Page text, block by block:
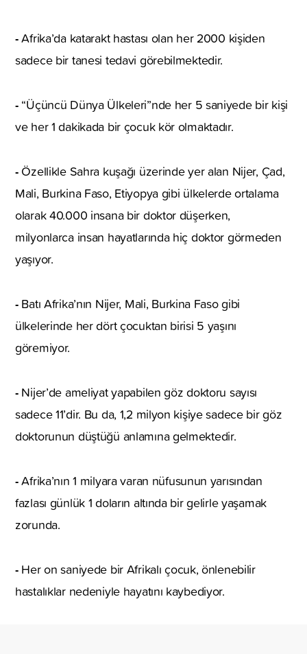
-Afrika’da katarakt hastası olan her 2000 kişiden
sadece bir tanesi tedavi görebilmektedir.
-“Üçüncü Dünya Ülkeleri”nde her 5 saniyede bir kişi
ve her 1 dakikada bir çocuk kör olmaktadır.
-Özellikle Sahra kuşağı üzerinde yer alan Nijer, Çad,
Mali, Burkina Faso, Etiyopya gibi ülkelerde ortalama
olarak 40.000 insana bir doktor düşerken,
milyonlarca insan hayatlarında hiç doktor görmeden
yaşıyor.
-Batı Afrika’nın Nijer, Mali, Burkina Faso gibi
ülkelerinde her dört çocuktan birisi 5 yaşını
göremiyor.
-Nijer’de ameliyat yapabilen göz doktoru sayısı
sadece 11’dir. Bu da, 1,2 milyon kişiye sadece bir göz
doktorunun düştüğü anlamına gelmektedir.
-Afrika’nın 1 milyara varan nüfusunun yarısından
fazlası günlük 1 doların altında bir gelirle yaşamak
zorunda.
-Her on saniyede bir Afrikalı çocuk, önlenebilir
hastalıklar nedeniyle hayatını kaybediyor.